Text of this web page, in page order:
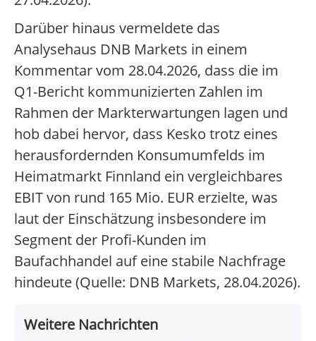
Darüber hinaus vermeldete das
Analysehaus DNB Markets in einem
Kommentar vom 28.04.2026, dass die im
Q1-Bericht kommunizierten Zahlen im
Rahmen der Markterwartungen lagen und
hob dabei hervor, dass Kesko trotz eines
herausfordernden Konsumumfelds im
Heimatmarkt Finnland ein vergleichbares
EBIT von rund 165 Mio. EUR erzielte, was
laut der Einschätzung insbesondere im
Segment der Profi-Kunden im
Baufachhandel auf eine stabile Nachfrage
hindeute (Quelle: DNB Markets, 28.04.2026).
Weitere Nachrichten